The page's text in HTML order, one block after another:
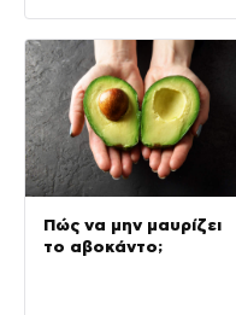
Πώς να μην μαυρίζει
το αβοκάντο;